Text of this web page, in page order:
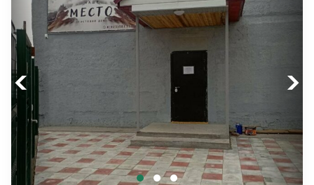
Previous Next